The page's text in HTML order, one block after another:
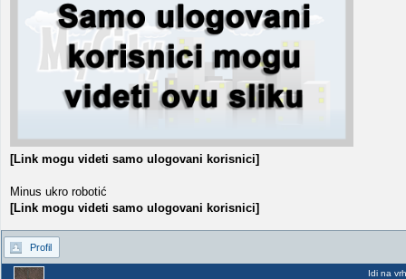
[Link mogu videti samo ulogovani korisnici]
Minus ukro robotić
[Link mogu videti samo ulogovani korisnici]
Profil
Idi na vrh